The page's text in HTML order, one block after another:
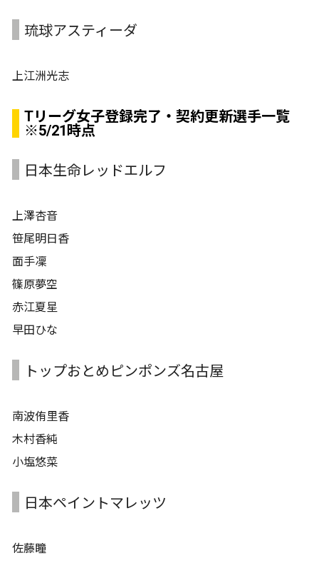
琉球アスティーダ
上江洲光志
Tリーグ女子登録完了・契約更新選手一覧
※5/21時点
日本生命レッドエルフ
上澤杏音
笹尾明日香
面手凜
篠原夢空
赤江夏星
早田ひな
トップおとめピンポンズ名古屋
南波侑里香
木村香純
小塩悠菜
日本ペイントマレッツ
佐藤瞳